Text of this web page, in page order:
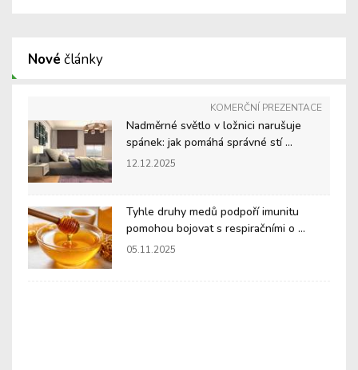
Nové články
KOMERČNÍ PREZENTACE
Nadměrné světlo v ložnici narušuje
spánek: jak pomáhá správné stí ...
12.12.2025
Tyhle druhy medů podpoří imunitu
pomohou bojovat s respiračními o ...
05.11.2025